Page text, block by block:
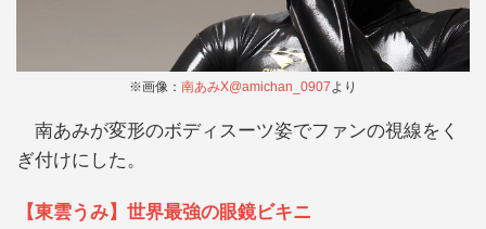
※画像： 南あみX@amichan_0907より
南あみが変形のボディスーツ姿でファンの視線をく
ぎ付けにした。
【東雲うみ】世界最強の眼鏡ビキニ